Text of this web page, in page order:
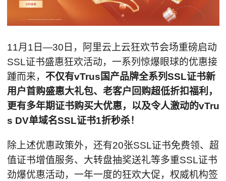
11月1日—30日，阿里云上云狂欢节会场重磅启动
SSL证书盛惠狂欢活动，一系列惊爆眼球的优惠接
踵而来， 不仅有vTrus国产品牌全系列SSL证书新
用户首购盛惠大礼包、老客户回购超低折扣福利，
更有多年期证书购买大优惠，以及令人激动的vTru
s DV单域名SSL证书1折秒杀！
除上述优惠政策外，还有20张SSL证书免费领、超
值证书增值服务、大转盘抽奖送礼等多重SSL证书
劲爆优惠活动，一年一度的狂欢大促，权威机构签